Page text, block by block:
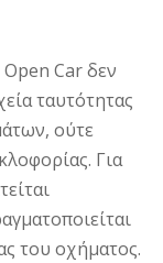
Car δεν
ταυτότητας
ούτε
Για
του οχήματος.